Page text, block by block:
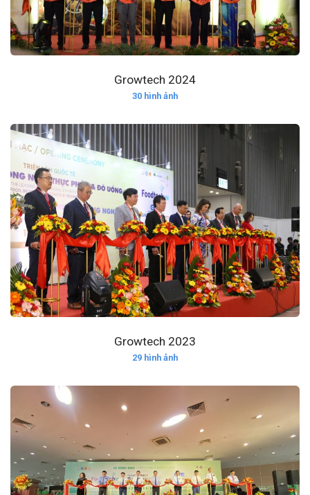
Growtech 2024
30 hình ảnh
Growtech 2023
29 hình ảnh